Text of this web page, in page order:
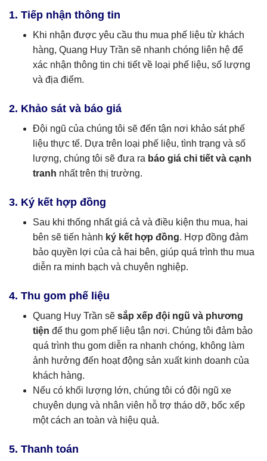
1. Tiếp nhận thông tin
Khi nhận được yêu cầu thu mua phế liệu từ khách
hàng, Quang Huy Trần sẽ nhanh chóng liên hệ để
xác nhận thông tin chi tiết về loại phế liệu, số lượng
và địa điểm.
2. Khảo sát và báo giá
Đội ngũ của chúng tôi sẽ đến tận nơi khảo sát phế
liệu thực tế. Dựa trên loại phế liệu, tình trạng và số
lượng, chúng tôi sẽ đưa ra báo giá chi tiết và cạnh
tranh nhất trên thị trường.
3. Ký kết hợp đồng
Sau khi thống nhất giá cả và điều kiện thu mua, hai
bên sẽ tiến hành ký kết hợp đồng. Hợp đồng đảm
bảo quyền lợi của cả hai bên, giúp quá trình thu mua
diễn ra minh bạch và chuyên nghiệp.
4. Thu gom phế liệu
Quang Huy Trần sẽ sắp xếp đội ngũ và phương
tiện để thu gom phế liệu tận nơi. Chúng tôi đảm bảo
quá trình thu gom diễn ra nhanh chóng, không làm
ảnh hưởng đến hoạt động sản xuất kinh doanh của
khách hàng.
Nếu có khối lượng lớn, chúng tôi có đội ngũ xe
chuyên dụng và nhân viên hỗ trợ tháo dỡ, bốc xếp
một cách an toàn và hiệu quả.
5. Thanh toán